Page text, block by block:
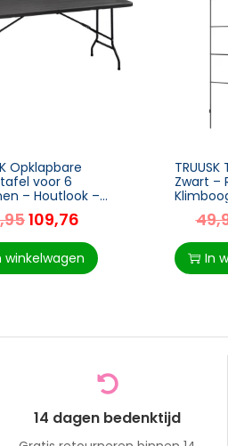
Opklapbare
voor 6
– Houtlook –
– 180 x 75,5 x
109,76
winkelwagen
Zwart –
2,40 m
In
14 dagen bedenktijd